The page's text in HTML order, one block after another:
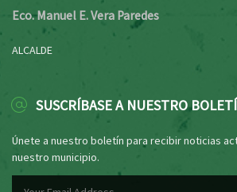
Eco. Manuel E. Vera Paredes
ALCALDE
SUSCRÍBASE A NUESTRO
Únete a nuestro boletín para recibir noticias
nuestro municipio.